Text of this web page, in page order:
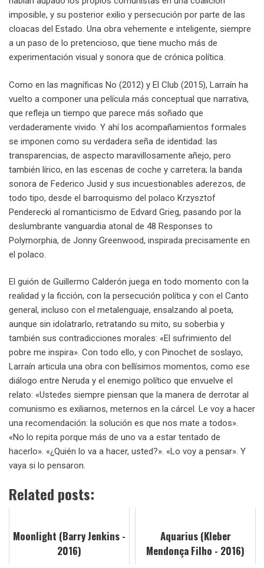
imposible, y su posterior exilio y persecución por parte de las
cloacas del Estado. Una obra vehemente e inteligente, siempre
a un paso de lo pretencioso, que tiene mucho más de
experimentación visual y sonora que de crónica política.
Como en las magníficas No (2012) y El Club (2015), Larraín ha
vuelto a componer una película más conceptual que narrativa,
que refleja un tiempo que parece más soñado que
verdaderamente vivido. Y ahí los acompañamientos formales
se imponen como su verdadera seña de identidad: las
transparencias, de aspecto maravillosamente añejo, pero
también lírico, en las escenas de coche y carretera; la banda
sonora de Federico Jusid y sus incuestionables aderezos, de
todo tipo, desde el barroquismo del polaco Krzysztof
Penderecki al romanticismo de Edvard Grieg, pasando por la
deslumbrante vanguardia atonal de 48 Responses to
Polymorphia, de Jonny Greenwood, inspirada precisamente en
el polaco.
El guión de Guillermo Calderón juega en todo momento con la
realidad y la ficción, con la persecución política y con el Canto
general, incluso con el metalenguaje, ensalzando al poeta,
aunque sin idolatrarlo, retratando su mito, su soberbia y
también sus contradicciones morales: «El sufrimiento del
pobre me inspira». Con todo ello, y con Pinochet de soslayo,
Larraín articula una obra con bellísimos momentos, como ese
diálogo entre Neruda y el enemigo político que envuelve el
relato: «Ustedes siempre piensan que la manera de derrotar al
comunismo es exiliarnos, meternos en la cárcel. Le voy a hacer
una recomendación: la solución es que nos mate a todos».
«No lo repita porque más de uno va a estar tentado de
hacerlo». «¿Quién lo va a hacer, usted?». «Lo voy a pensar». Y
vaya si lo pensaron.
Related posts:
Moonlight (Barry Jenkins -
2016)
Aquarius (Kleber
Mendonça Filho - 2016)